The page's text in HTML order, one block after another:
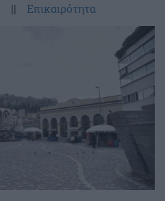
|| Επικαιρότητα